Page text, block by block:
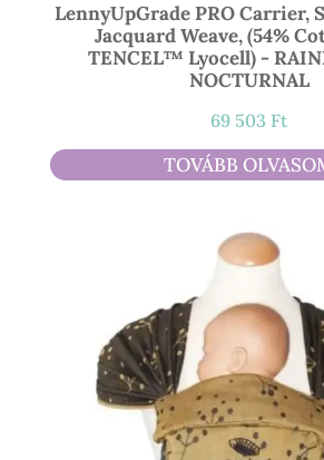
LennyUpGrade PRO Carrier,
Jacquard Weave, (54%
TENCEL™ Lyocell) -
NOCTURNAL
69 503 Ft
TOVÁBB